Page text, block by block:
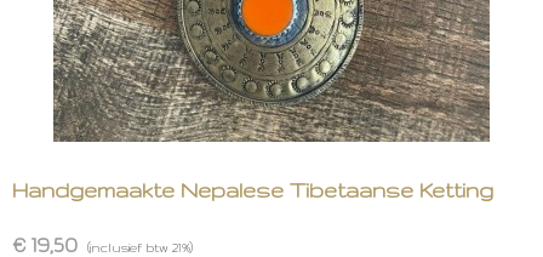
Handgemaakte Nepalese Tibetaanse Ketting
€ 19,50 (inclusief btw 21%)